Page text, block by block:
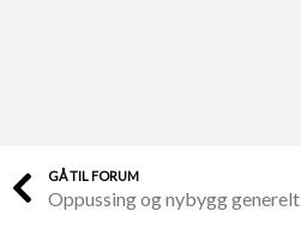
Finn håndverkere
GÅ TIL FORUM
Oppussing og nybygg generelt